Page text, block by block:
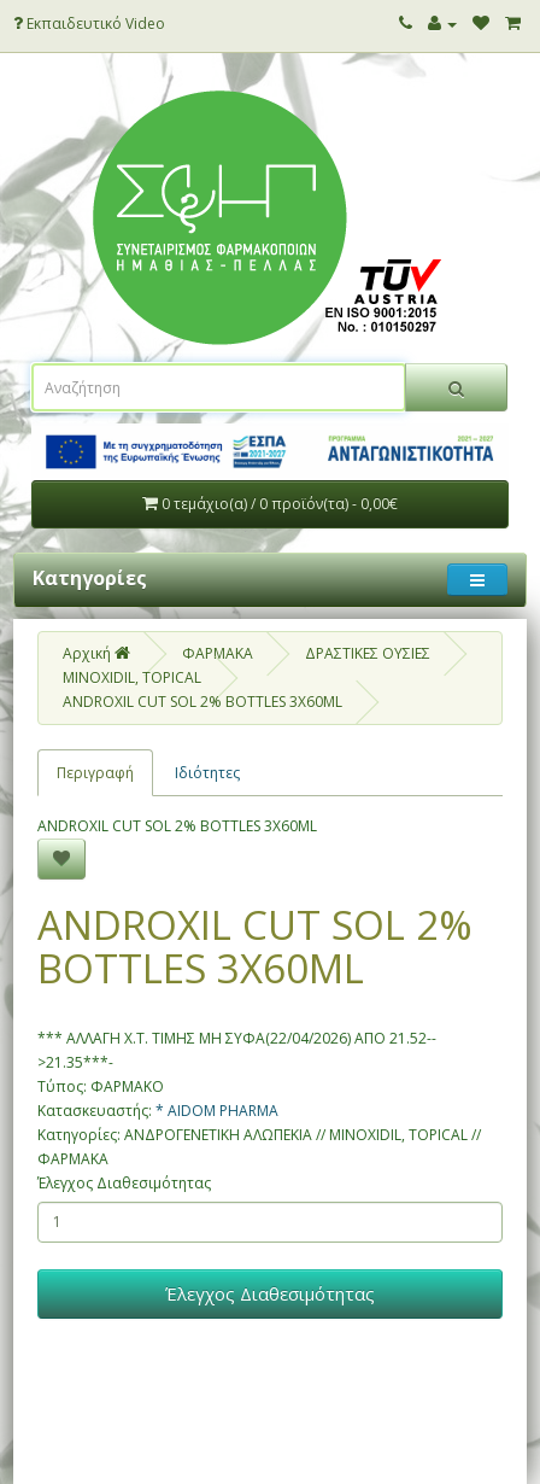
Εκπαιδευτικό Video
0 τεμάχιο(α) / 0 προϊόν(τα) - 0,00€
Κατηγορίες
Αρχική ΦΑΡΜΑΚΑ
ΔΡΑΣΤΙΚΕΣ ΟΥΣΙΕΣ
MINOXIDIL, TOPICAL
ANDROXIL CUT SOL 2% BOTTLES 3X60ML
Περιγραφή Ιδιότητες
ANDROXIL CUT SOL 2% BOTTLES 3X60ML
ANDROXIL CUT SOL 2%
BOTTLES 3X60ML
*** ΑΛΛΑΓΗ Χ.Τ. ΤΙΜΗΣ ΜΗ ΣΥΦΑ(22/04/2026) ΑΠΟ 21.52--
>21.35***-
Τύπος: ΦΑΡΜΑΚΟ
Κατασκευαστής:* AIDOM PHARMA
Κατηγορίες: ΑΝΔΡΟΓΕΝΕΤΙΚΗ ΑΛΩΠΕΚΙΑ // MINOXIDIL, TOPICAL //
ΦΑΡΜΑΚΑ
Έλεγχος Διαθεσιμότητας
Έλεγχος Διαθεσιμότητας